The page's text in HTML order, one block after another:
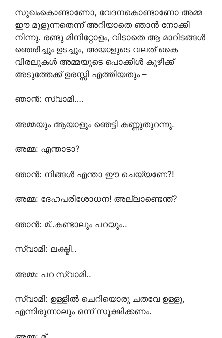
സുഖംകൊണ്ടാണോ, വേദനകൊണ്ടാണോ അമ്മ
ഈ മൂളുന്നതെന്ന് അറിയാതെ ഞാൻ നോക്കി
നിന്നു. രണ്ടു മിനിറ്റോളം, വിടാതെ ആ മാറിടങ്ങൾ
ഞെരിച്ചും ഉടച്ചും, അയാളുടെ വലത് കൈ
വിരലുകൾ അമ്മയുടെ പൊക്കിൾ കുഴിക്ക്
അടുത്തേക്ക് ഉരസ്സി എത്തിയതും –
ഞാൻ: സ്വാമി….
അമ്മയും ആയാളും ഞെട്ടി കണ്ണുതുറന്നു.
അമ്മ: എന്താടാ?
ഞാൻ: നിങ്ങൾ എന്താ ഈ ചെയ്യണേ?!
അമ്മ: ദേഹപരിശോധന! അല്ലാണ്ടെന്ത്‌?
ഞാൻ: മ്..കണ്ടാലും പറയും..
സ്വാമി: ലക്ഷ്മി..
അമ്മ: പറ സ്വാമി..
സ്വാമി: ഉള്ളിൽ ചെറിയൊരു ചതവേ ഉള്ളു,
എന്നിരുന്നാലും ഒന്ന് സൂക്ഷിക്കണം.